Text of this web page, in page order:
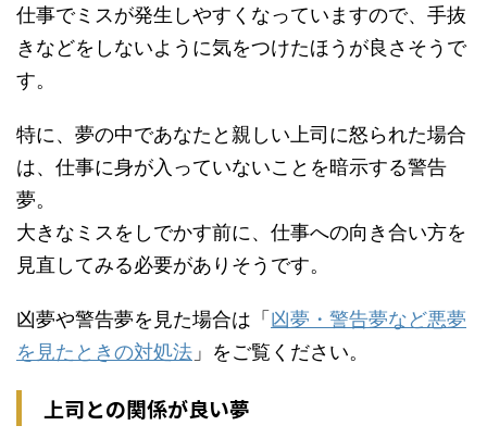
仕事でミスが発生しやすくなっていますので、手抜
きなどをしないように気をつけたほうが良さそうで
す。
特に、夢の中であなたと親しい上司に怒られた場合
は、仕事に身が入っていないことを暗示する警告
夢。
大きなミスをしでかす前に、仕事への向き合い方を
見直してみる必要がありそうです。
凶夢や警告夢を見た場合は「 凶夢・警告夢など悪夢
を見たときの対処法 」をご覧ください。
上司との関係が良い夢